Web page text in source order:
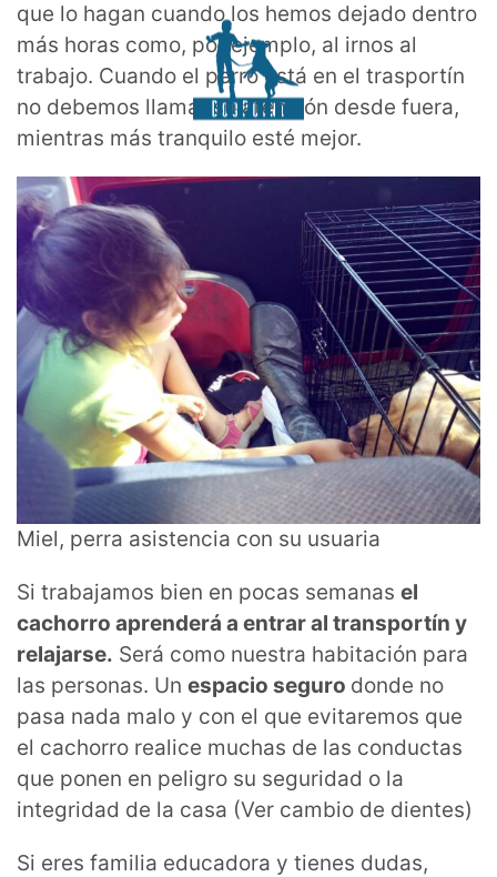
que lo hagan cuando los hemos dejado dentro
más horas como, por ejemplo, al irnos al
trabajo. Cuando el perro está en el trasportín
no debemos llamar su atención desde fuera,
mientras más tranquilo esté mejor.
Miel, perra asistencia con su usuaria
Si trabajamos bien en pocas semanas el
cachorro aprenderá a entrar al transportín y
relajarse. Será como nuestra habitación para
las personas. Un espacio seguro donde no
pasa nada malo y con el que evitaremos que
el cachorro realice muchas de las conductas
que ponen en peligro su seguridad o la
integridad de la casa (Ver cambio de dientes)
Si eres familia educadora y tienes dudas,